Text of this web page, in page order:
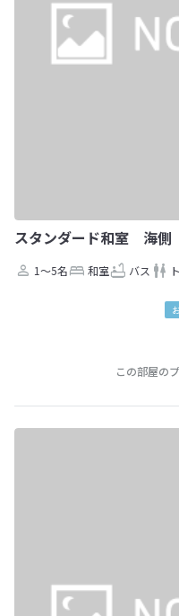
スタンダード和室 海側
1～5名 和室 バス
この部屋の